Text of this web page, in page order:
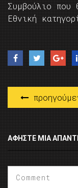
Συμβούλιο που
Εθνική
ΑΦΉΣΤΕ ΜΙΑ